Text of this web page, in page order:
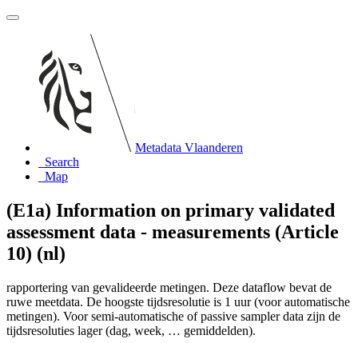
Metadata Vlaanderen
Search
Map
(E1a) Information on primary validated
assessment data - measurements (Article
10) (nl)
rapportering van gevalideerde metingen. Deze dataflow bevat de
ruwe meetdata. De hoogste tijdsresolutie is 1 uur (voor automatische
metingen). Voor semi-automatische of passive sampler data zijn de
tijdsresoluties lager (dag, week, … gemiddelden).